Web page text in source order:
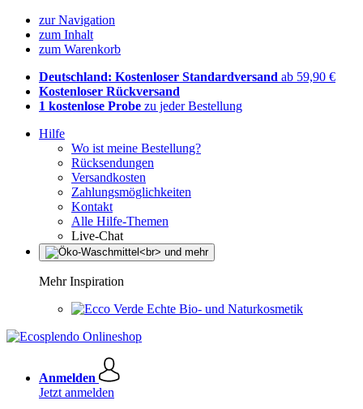
zur Navigation
zum Inhalt
zum Warenkorb
Deutschland: Kostenloser Standardversand ab 59,90 €
Kostenloser Rückversand
1 kostenlose Probe zu jeder Bestellung
Hilfe
Wo ist meine Bestellung?
Rücksendungen
Versandkosten
Zahlungsmöglichkeiten
Kontakt
Alle Hilfe-Themen
Live-Chat
Mehr Inspiration
Echte Bio- und Naturkosmetik
Anmelden
Jetzt anmelden